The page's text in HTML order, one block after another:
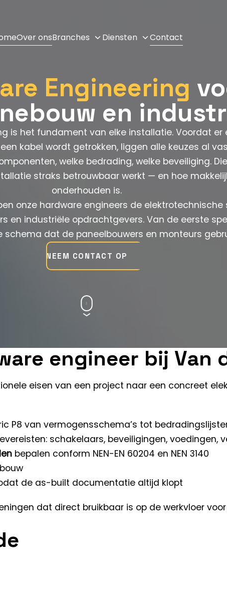
Over onsBranches Diensten Contact
Engineering
en
is het fundament van elke installatie. Voordat er
kabel wordt getrokken, liggen alle keuzes al
welke bedrading, welke beveiliging.
straks betrouwbaar werkt — en hoe
onderhouden is.
onze hardware engineers de elektrotechnische
en industriële opdrachtgevers. Van de eerste
dat de paneelbouwers en monteurs
NEEM CONTACT OP
engineer bij Van
eisen van een project naar een concreet
P8 van vermogensschema’s tot
schakelaars, beveiligingen, voedingen,
bepalen conform NEN-EN 60204 en NEN 3140
de as-built documentatie altijd klopt
dat direct bruikbaar is op de werkvloer